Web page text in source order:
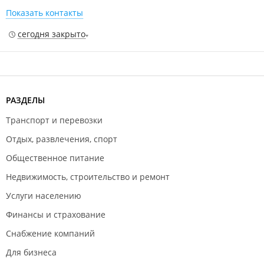
Показать контакты
сегодня закрыто
РАЗДЕЛЫ
Транспорт и перевозки
Отдых, развлечения, спорт
Общественное питание
Недвижимость, строительство и ремонт
Услуги населению
Финансы и страхование
Снабжение компаний
Для бизнеса